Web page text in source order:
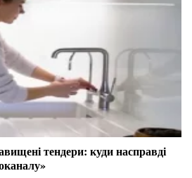
тендери: куди насправді